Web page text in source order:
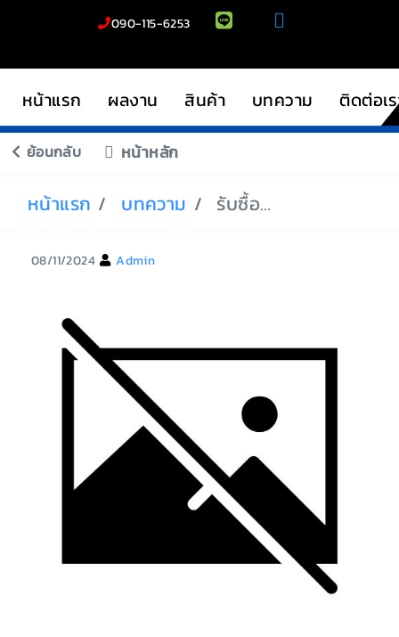
090-115-6253
หน้าแรก ผลงาน สินค้า บทความ ติดต่อเ
ย้อนกลับ หน้าหลัก
หน้าแรก บทความ รับซื้อรถมอเตอร์ไซค์ ติดไฟแนนซ์
08/11/2024 Admin